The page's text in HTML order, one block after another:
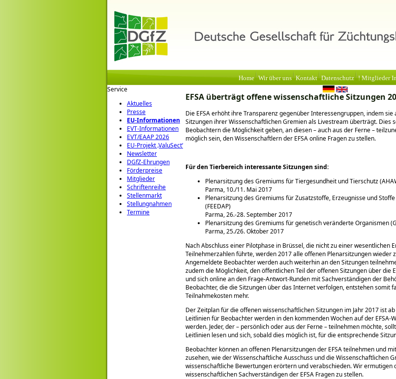
Home Wir über uns Kontakt Datenschutz ! Mitglieder
Service
Aktuelles
Presse
EU-Informationen
EVT-Informationen
EVT/EAAP 2026
EU-Projekt ‚ValuSect‘
Newsletter
DGfZ-Ehrungen
Förderpreise
Mitglieder
Schriftenreihe
Stellenmarkt
Stellungnahmen
Termine
EFSA überträgt offene wissenschaftliche Sitzungen
Die EFSA erhöht ihre Transparenz gegenüber Interessengruppen, indem
Sitzungen ihrer Wissenschaftlichen Gremien als Livestream überträgt. Dies
Beobachtern die Möglichkeit geben, an diesen – auch aus der Ferne –
möglich sein, den Wissenschaftlern der EFSA online Fragen zu stellen.
Für den Tierbereich interessante Sitzungen sind:
Plenarsitzung des Gremiums für Tiergesundheit und Tierschutz
Parma, 10./11. Mai 2017
Plenarsitzung des Gremiums für Zusatzstoffe, Erzeugnisse und
(FEEDAP)
Parma, 26.-28. September 2017
Plenarsitzung des Gremiums für genetisch veränderte Organismen
Parma, 25./26. Oktober 2017
Nach Abschluss einer Pilotphase in Brüssel, die nicht zu einer wesentlichen
Teilnehmerzahlen führte, werden 2017 alle offenen Plenarsitzungen wieder
Angemeldete Beobachter werden auch weiterhin an den Sitzungen
zudem die Möglichkeit, den öffentlichen Teil der offenen Sitzungen über die
und sich online an den Frage-Antwort-Runden mit Sachverständigen der
Beobachter, die die Sitzungen über das Internet verfolgen, entstehen somit
Teilnahmekosten mehr.
Der Zeitplan für die offenen wissenschaftlichen Sitzungen im Jahr 2017 ist
Leitlinien für Beobachter werden in den kommenden Wochen auf der EFSA-
werden. Jeder, der – persönlich oder aus der Ferne – teilnehmen möchte,
Leitlinien lesen und sich, sobald dies möglich ist, für die entsprechende
Beobachter können an offenen Plenarsitzungen der EFSA teilnehmen und
zusehen, wie der Wissenschaftliche Ausschuss und die Wissenschaftlichen
wissenschaftliche Bewertungen erörtern und verabschieden. Wir ermutigen
wissenschaftlichen Sachverständigen der EFSA Fragen zu stellen.